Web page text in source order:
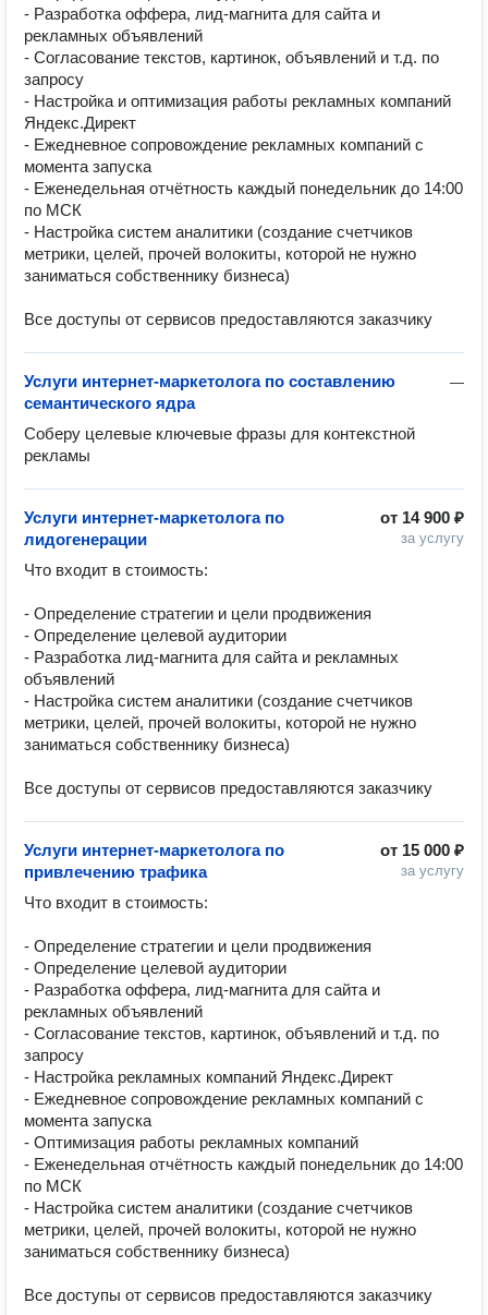
- Разработка оффера, лид-магнита для сайта и
рекламных объявлений
- Согласование текстов, картинок, объявлений и т.д. по
запросу
- Настройка и оптимизация работы рекламных компаний
Яндекс.Директ
- Ежедневное сопровождение рекламных компаний с
момента запуска
- Еженедельная отчётность каждый понедельник до 14:00
по МСК
- Настройка систем аналитики (создание счетчиков
метрики, целей, прочей волокиты, которой не нужно
заниматься собственнику бизнеса)
Все доступы от сервисов предоставляются заказчику
—
Услуги интернет-маркетолога по составлению
семантического ядра
Соберу целевые ключевые фразы для контекстной
рекламы
от 14 900 ₽
за услугу
Услуги интернет-маркетолога по
лидогенерации
Что входит в стоимость:
- Определение стратегии и цели продвижения
- Определение целевой аудитории
- Разработка лид-магнита для сайта и рекламных
объявлений
- Настройка систем аналитики (создание счетчиков
метрики, целей, прочей волокиты, которой не нужно
заниматься собственнику бизнеса)
Все доступы от сервисов предоставляются заказчику
от 15 000 ₽
за услугу
Услуги интернет-маркетолога по
привлечению трафика
Что входит в стоимость:
- Определение стратегии и цели продвижения
- Определение целевой аудитории
- Разработка оффера, лид-магнита для сайта и
рекламных объявлений
- Согласование текстов, картинок, объявлений и т.д. по
запросу
- Настройка рекламных компаний Яндекс.Директ
- Ежедневное сопровождение рекламных компаний с
момента запуска
- Оптимизация работы рекламных компаний
- Еженедельная отчётность каждый понедельник до 14:00
по МСК
- Настройка систем аналитики (создание счетчиков
метрики, целей, прочей волокиты, которой не нужно
заниматься собственнику бизнеса)
Все доступы от сервисов предоставляются заказчику